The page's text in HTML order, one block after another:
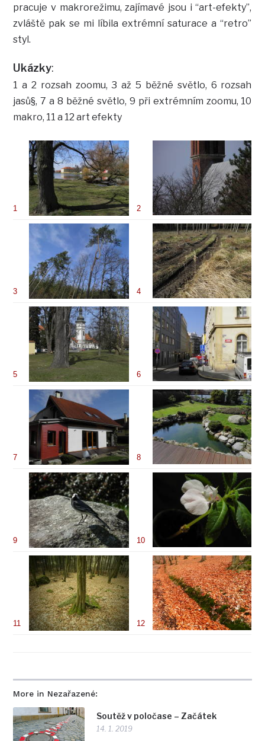
More in Nezařazené:
Soutěž v poločase – Začátek
14. 1. 2019
pracuje v makrorežimu, zajímavé jsou i “art-efekty”,
zvláště pak se mi líbila extrémní saturace a “retro”
styl.
Ukázky:
1 a 2 rozsah zoomu, 3 až 5 běžné světlo, 6 rozsah
jasů§, 7 a 8 běžné světlo, 9 při extrémním zoomu, 10
makro, 11 a 12 art efekty
1 2
3 4
5 6
7 8
9 10
11 12